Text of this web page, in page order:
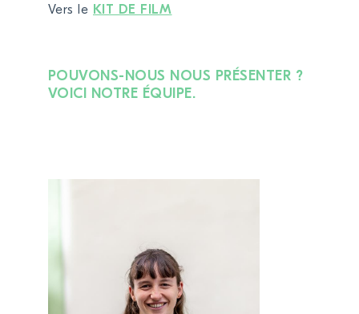
Vers le KIT DE FILM
POUVONS-NOUS NOUS PRÉSENTER ?
VOICI NOTRE ÉQUIPE.